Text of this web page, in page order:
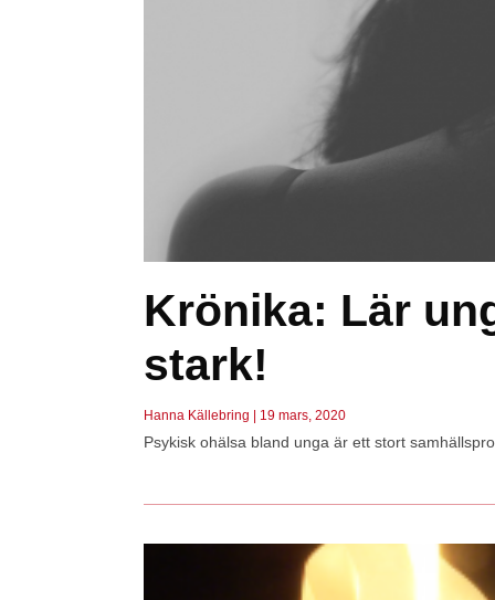
Krönika: Lär
stark!
Hanna Källebring 19 mars, 2020
Psykisk ohälsa bland unga är ett stort